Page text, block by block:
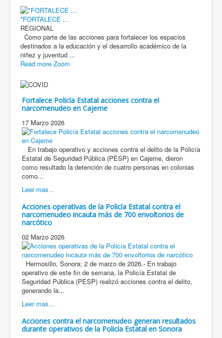
*FORTALECE ...
REGIONAL
Como parte de las acciones para fortalecer los espacios
destinados a la educación y el desarrollo académico de la
niñez y juventud ...
Read more Zoom
Fortalece Policía Estatal acciones contra el
narcomenudeo en Cajeme
17 Marzo 2026
En trabajo operativo y acciones contra el delito de la Policía
Estatal de Seguridad Pública (PESP) en Cajeme, dieron
como resultado la detención de cuatro personas en colonias
como...
Leer mas...
Acciones operativas de la Policía Estatal contra el
narcomenudeo incauta más de 700 envoltorios de
narcótico
02 Marzo 2026
Hermosillo, Sonora; 2 de marzo de 2026.- En trabajo
operativo de este fin de semana, la Policía Estatal de
Seguridad Pública (PESP) realizó acciones contra el delito,
generando la...
Leer mas...
Acciones contra el narcomenudeo generan resultados
durante operativos de la Policía Estatal en Sonora